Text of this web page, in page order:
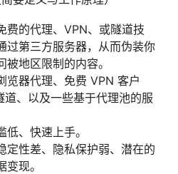
费的代理、VPN、或隧道技
过第三方服务器，从而伪装你
地区限制的内容。
览器代理、免费 VPN 客户
、以及一些基于代理池的服
、快速上手。
定性差、隐私保护弱、潜在的
现。